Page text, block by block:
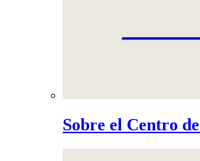
Sobre el Centro